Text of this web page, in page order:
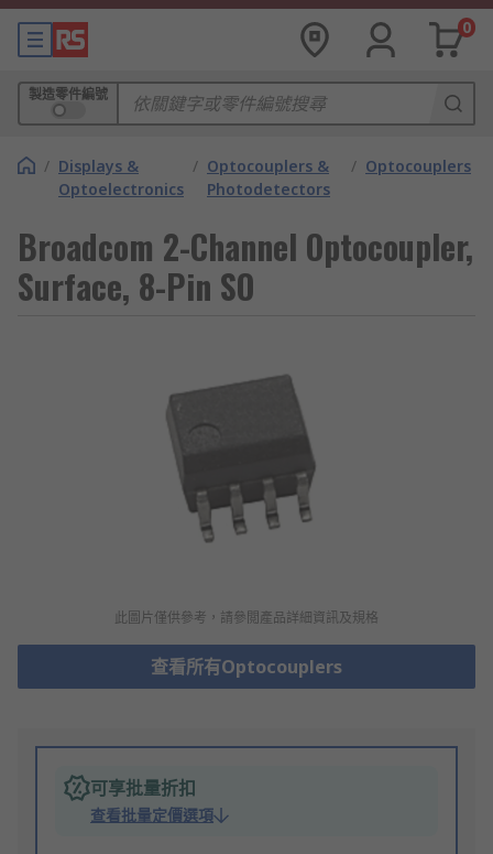
0
製造零件編號
/ Displays &
Optoelectronics
/ Optocouplers &
Photodetectors
/ Optocouplers
Broadcom 2-Channel Optocoupler,
Surface, 8-Pin SO
此圖片僅供參考，請參閲產品詳細資訊及規格
查看所有Optocouplers
可享批量折扣
查看批量定價選項